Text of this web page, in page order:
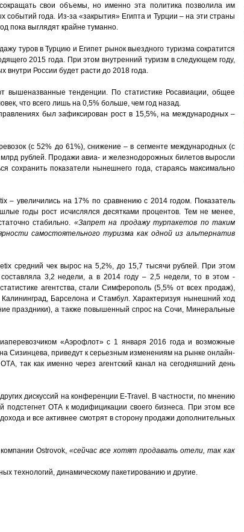
сокращать свои объемы, но именно эта политика позволила им
событий года. Из-за «закрытия» Египта и Турции – на эти страны
пока выглядят крайне туманно.
туров в Турцию и Египет рынок выездного туризма сократится
2015 года. При этом внутренний туризм в следующем году,
внутри России будет расти до 2018 года.
вышеназванные тенденции. По статистике Росавиации, общее
что всего лишь на 0,5% больше, чем год назад.
был зафиксирован рост в 15,5%, на международных –
(с 52% до 61%), снижение – в сегменте международных (с
рублей. Продажи авиа- и железнодорожных билетов выросли
сохранить показатели нынешнего года, стараясь максимально
– увеличились на 17% по сравнению с 2014 годом. Показатель
годы рост исчислялся десятками процентов. Тем не менее,
стабильно. «Запрет на продажу турпакетов по таким
самостоятельного туризма как одной из альтернатив
средний чек вырос на 5,2%, до 15,7 тысячи рублей. При этом
3,2 недели, а в 2014 году – 2,5 недели, то в этом -
агентства, стали Симферополь (5,5% от всех продаж),
Барселона и Стамбул. Характеризуя нынешний ход
праздники), а также повышенный спрос на Сочи, Минеральные
«Аэрофлот» с 1 января 2016 года и возможные
Сизинцева, приведут к серьезным изменениям на рынке онлайн-
так как именно через агентский канал на сегодняшний день
дискуссий на конференции E-Travel. В частности, по мнению
подстегнет ОТА к модифицикации своего бизнеса. При этом все
и все активнее смотрят в сторону продажи дополнительных
Ostrovok, «сейчас все хотят продавать отели, так как
технологий, динамическому пакетированию и другие.